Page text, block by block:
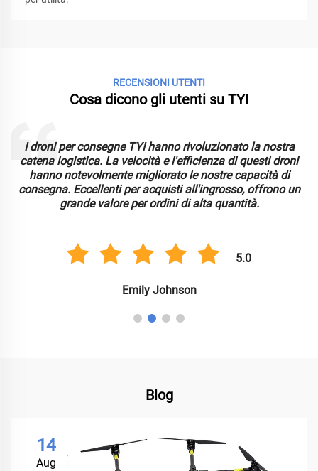
RECENSIONI UTENTI
Cosa dicono gli utenti su TYI
I droni per consegne TYI hanno rivoluzionato la nostra
catena logistica. La velocità e l'efficienza di questi droni
hanno notevolmente migliorato le nostre capacità di
consegna. Eccellenti per acquisti all'ingrosso, offrono un
grande valore per ordini di alta quantità.
5.0
Emily Johnson
Blog
14
Aug